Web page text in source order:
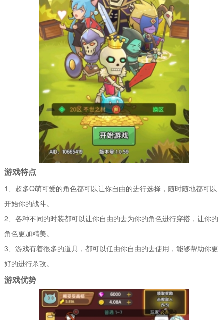
游戏特点
1、超多Q萌可爱的角色都可以让你自由的进行选择，随时随地都可以
开始你的战斗。
2、各种不同的时装都可以让你自由的去为你的角色进行穿搭，让你的
角色更加精美。
3、游戏有着很多的道具，都可以任由你自由的去使用，能够帮助你更
好的进行杀敌。
游戏优势